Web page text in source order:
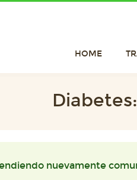
HOME
nuevamente